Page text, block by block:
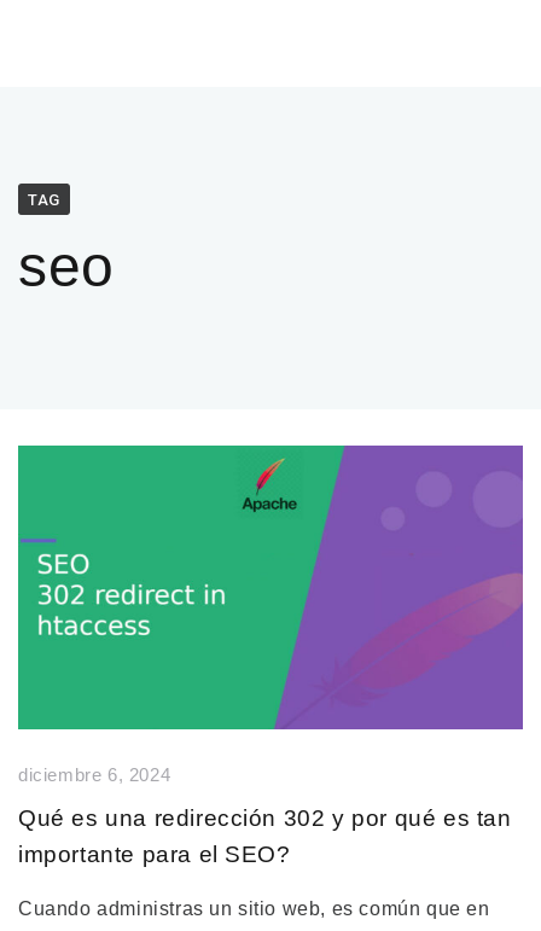
TAG
seo
diciembre 6, 2024
Qué es una redirección 302 y por qué es tan
importante para el SEO?
Cuando administras un sitio web, es común que en